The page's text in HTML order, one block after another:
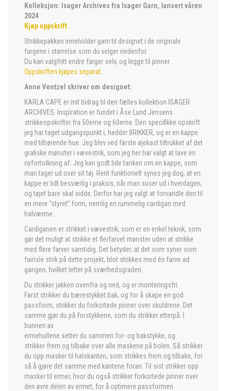
Kolleksjon: Isager Archives fra Isager Garn, lansert våren
2024
Kjøp oppskrift
Strikkepakken inneholder garn til designet i de originale
fargene i størrelse som du velger nedenfor.
Du kan valgfritt endre farger selv, og legge til pinner.
Oppskriften kjøpes separat
Anne Ventzel skriver om designet:
KARLA CAPE er mit bidrag til den fælles kollektion ISAGER
ARCHIVES. Inspiration er fundet i Åse Lund Jensens
strikkeopskrifter fra 50erne og 60erne. Den specifikke opskrift
jeg har taget udgangspunkt i, hedder BRIKKER, og er en kappe
med tilhørende hue. Jeg blev ved første øjekast tiltrukket af det
grafiske mønster i vævestrik, som jeg her har valgt at lave en
nyfortolkning af. Jeg kan godt lide tanken om en kappe, som
man tager ud over sit tøj. Rent funktionelt synes jeg dog, at en
kappe er lidt besværlig i praksis, når man suser ud i hverdagen,
og tøjet bare skal sidde. Derfor har jeg valgt at forvandle den til
en mere “styret” form, nemlig en rummelig cardigan med
halværme.
Cardiganen er strikket i vævestrik, som er en enkel teknik, som
gør det muligt at strikke et flerfarvet mønster uden at strikke
med flere farver samtidig. Det betyder, at det som syner som
fairisle strik på dette projekt, blot strikkes med én farve ad
gangen, hvilket letter på sværhedsgraden.
Du strikker jakken ovenfra og ned, og er monteringsfri.
Først strikker du bærestykket bak, og for å skape en god
passform, strikker du forkortede pinner over skuldrene. Det
samme gjør du på forstykkene, som du strikker etterpå. I
bunnen av
ermehullene setter du sammen for- og bakstykke, og
strikker frem og tilbake over alle maskene på bolen. Så strikker
du opp masker til halskanten, som strikkes frem og tilbake, for
så å gjøre det samme med kantene foran. Til sist strikker opp
masker til ermer, hvor du også strikker forkortede pinner over
den øvre delen av ermet, for å optimere passformen.